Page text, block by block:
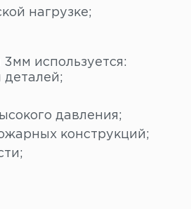
нагрузке;
используется:
давления;
конструкций;